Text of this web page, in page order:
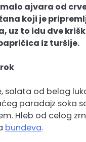
ajvara od
koji je
uz to idu dve
iz turšije.
salata od belog
paradajz soka
Hleb od celog
bundeva.